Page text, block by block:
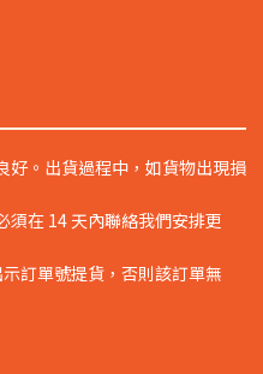
好。出貨過程中，如貨物出現損
須在 14 天內聯絡我們安排更
訂單號提貨，否則該訂單無